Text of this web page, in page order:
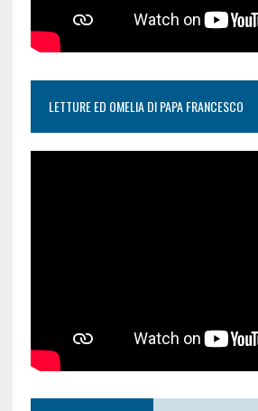
LETTURE ED OMELIA DI PAPA FRANCESCO